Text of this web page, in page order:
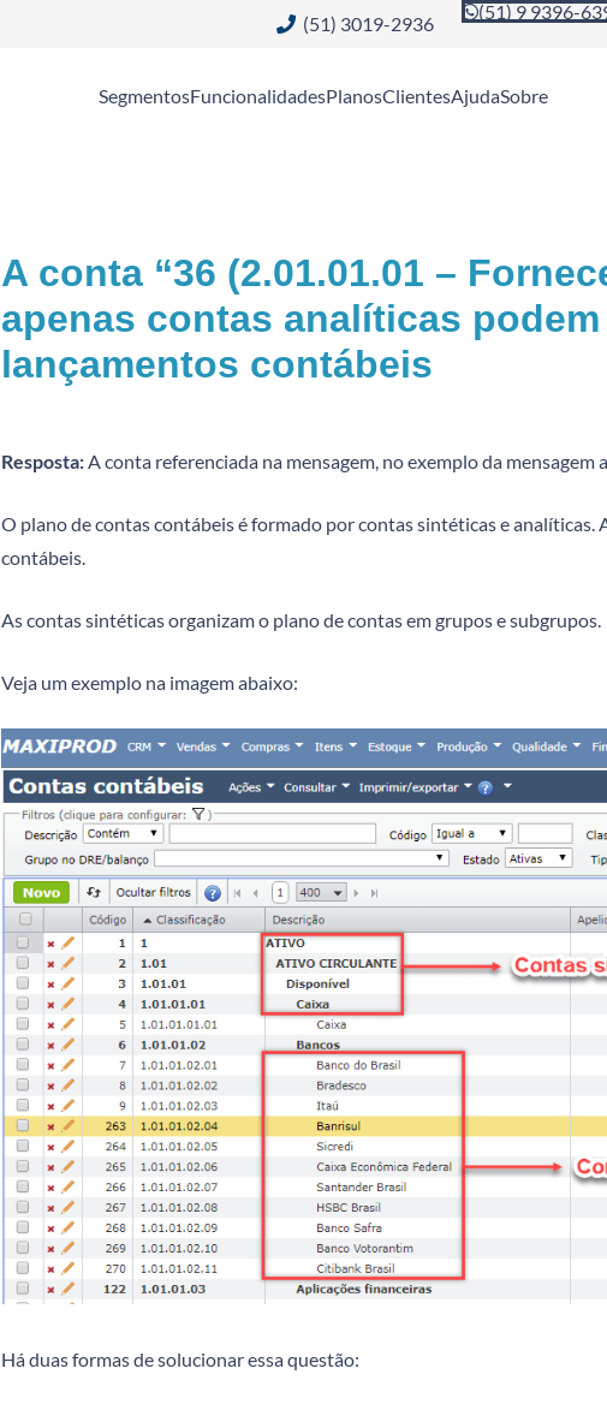
(51) 3019-2936
(51) 9 9396-
SegmentosFuncionalidadesPlanosClientesAjudaSobre
A conta “36 (2.01.01.01 –
apenas contas analíticas
lançamentos contábeis
Resposta:A conta referenciada na mensagem, no exemplo da
O plano de contas contábeis é formado por contas sintéticas e analíticas.
contábeis.
As contas sintéticas organizam o plano de contas em grupos e subgrupos.
Veja um exemplo na imagem abaixo:
Há duas formas de solucionar essa questão: